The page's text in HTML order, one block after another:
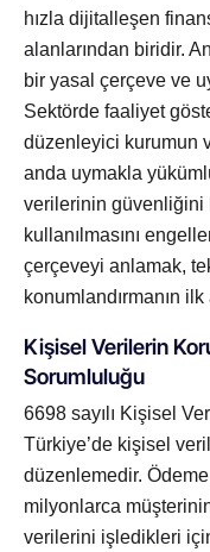
hızla dijitalleşen
alanlarından biridir.
bir yasal çerçeve ve
Sektörde faaliyet
düzenleyici kurumun
anda uymakla
verilerinin güvenliğini
kullanılmasını
çerçeveyi anlamak,
konumlandırmanın ilk
Kişisel Verilerin
Sorumluluğu
6698 sayılı Kişisel
Türkiye’de kişisel
düzenlemedir.
milyonlarca
verilerini işledikleri